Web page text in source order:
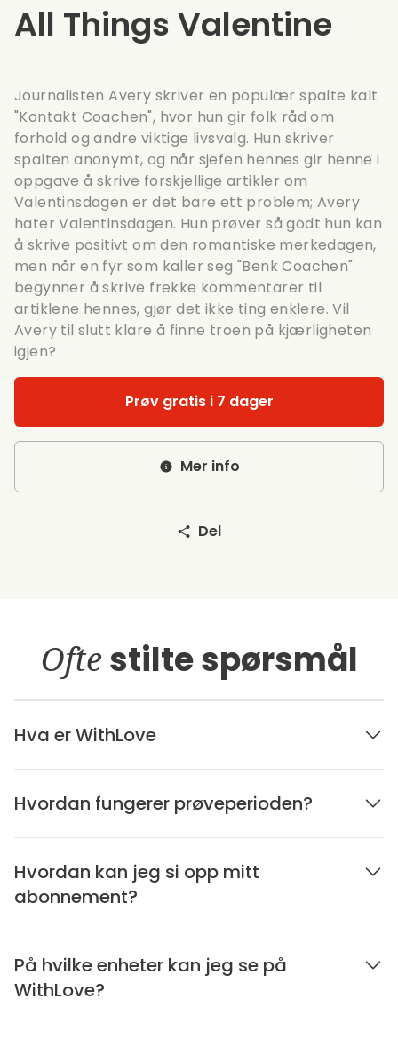
All Things Valentine
Journalisten Avery skriver en populær spalte kalt
"Kontakt Coachen", hvor hun gir folk råd om
forhold og andre viktige livsvalg. Hun skriver
spalten anonymt, og når sjefen hennes gir henne i
oppgave å skrive forskjellige artikler om
Valentinsdagen er det bare ett problem; Avery
hater Valentinsdagen. Hun prøver så godt hun kan
å skrive positivt om den romantiske merkedagen,
men når en fyr som kaller seg "Benk Coachen"
begynner å skrive frekke kommentarer til
artiklene hennes, gjør det ikke ting enklere. Vil
Avery til slutt klare å finne troen på kjærligheten
igjen?
Prøv gratis i 7 dager
Mer info
Del
Ofte stilte spørsmål
Hva er WithLove
Hvordan fungerer prøveperioden?
Hvordan kan jeg si opp mitt
abonnement?
På hvilke enheter kan jeg se på
WithLove?